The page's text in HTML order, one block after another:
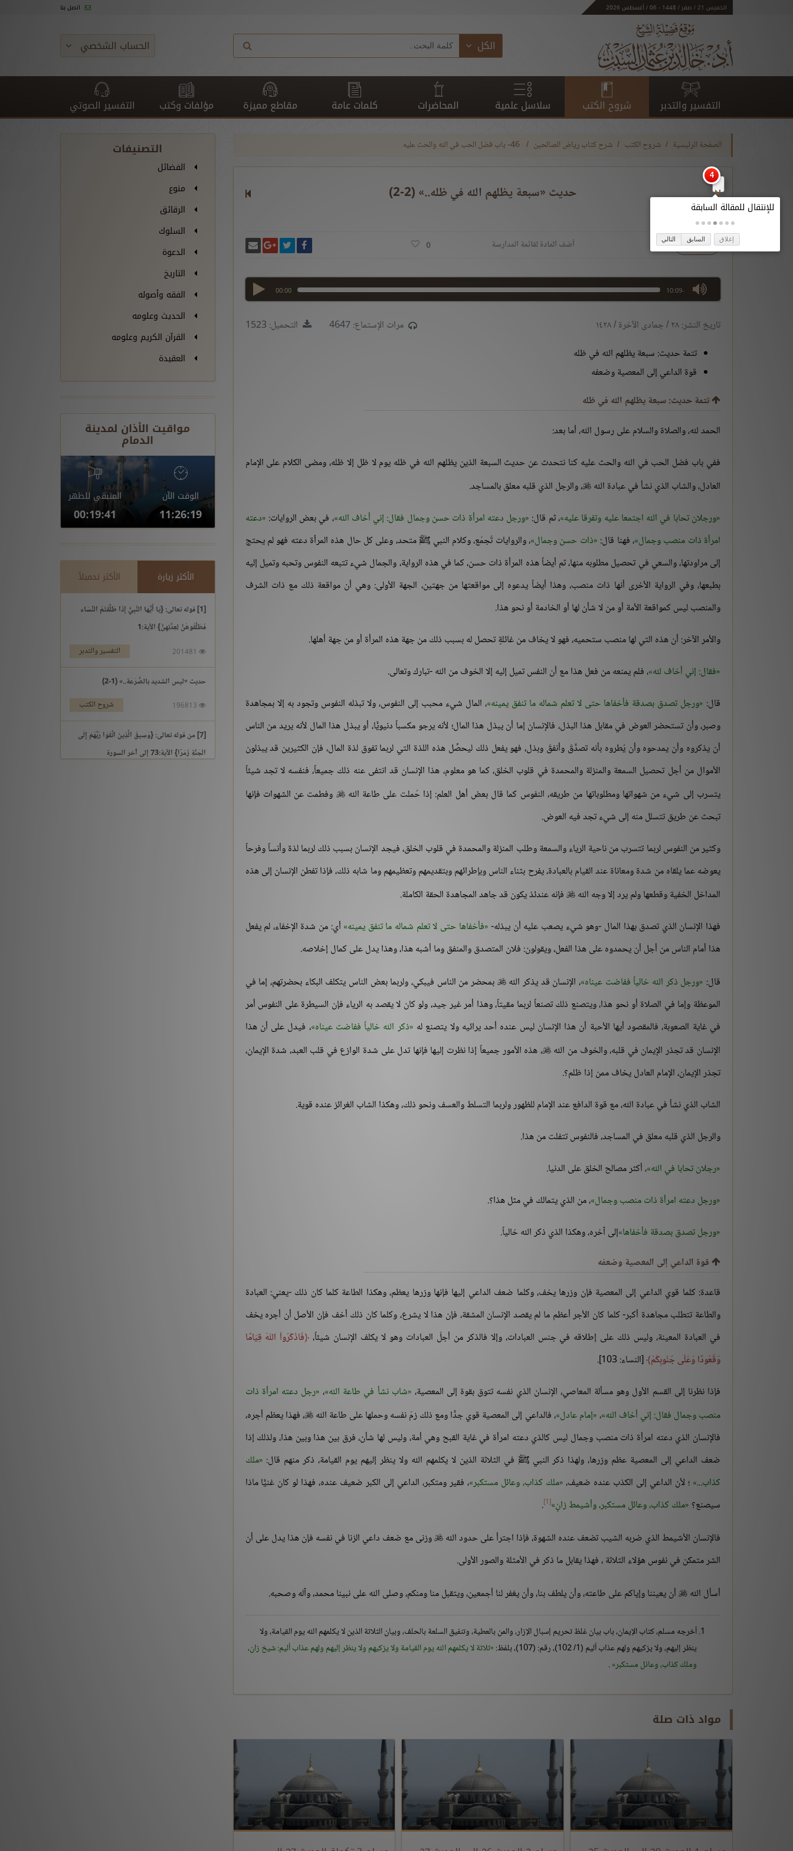
الخميس 21 / صفر / 1448 - 06 / أغسطس 2026 اتصل بنا
الكل الحساب الشخصي
التفسير والتدبر شروح الكتب سلاسل علمية المحاضرات كلمات عامة مقاطع مميزة مؤلفات وكتب التفسير الصوتي
الصفحة الرئيسية شروح الكتب شرح كتاب رياض الصالحين
حديث «سبعة يظلهم الله في ظله..» (2-2)
تحميل أضف المادة لقائمة المدارسة 0 شارك على فيسبوك
انشر تغريدة
شارك على غوغل بلس
00:00 -10:09
max volume
تاريخ النشر: ٢٨ / جمادى الآخرة / ١٤٢٨ التحميل: 1523
مرات الإستماع: 4647
تتمة حديث: سبعة يظلهم الله في ظله
قوة الداعي إلى المعصية وضعفه
تتمة حديث: سبعة يظلهم الله في ظله
الحمد لله، والصلاة والسلام على رسول الله، أما بعد:
ففي باب فضل الحب في الله والحث عليه كنا نتحدث عن حديث السبعة الذين يظلهم الله في ظله يوم لا ظل إلا ظله، ومضى الكلام على الإمام
العادل، والشاب الذي نشأ في عبادة الله ، والرجل الذي قلبه معلق بالمساجد.
ورجلان تحابا في الله اجتمعا عليه وتفرقا عليه ، ثم قال: ورجل دعته امرأة ذات حسن وجمال فقال: إني أخاف الله ، في بعض الروايات: دعته
امرأة ذات منصب وجمال ، فهنا قال: ذات حسن وجمال ، والروايات تُجمَع، وكلام النبي ﷺ متحد، وعلى كل حال هذه المرأة دعته فهو لم يحتج
إلى مراودتها، والسعي في تحصيل مطلوبه منها، ثم أيضاً هذه المرأة ذات حسن، كما في هذه الرواية، والجمال شيء تتبعه النفوس وتحبه وتميل إليه
بطبعها، وفي الرواية الأخرى أنها ذات منصب، وهذا أيضاً يدعوه إلى مواقعتها من جهتين، الجهة الأولى: وهي أن مواقعة ذلك مع ذات الشرف
والمنصب ليس كمواقعة الأمة أو من لا شأن لها أو الخادمة أو نحو هذا.
والأمر الآخر: أن هذه التي لها منصب ستحميه، فهو لا يخاف من غائلةٍ تحصل له بسبب ذلك من جهة هذه المرأة أو من جهة أهلها.
فقال: إني أخاف لله ، فلم يمنعه من فعل هذا مع أن النفس تميل إليه إلا الخوف من الله -تبارك وتعالى.
قال: ورجل تصدق بصدقة فأخفاها حتى لا تعلم شماله ما تنفق يمينه ، المال شيء محبب إلى النفوس، ولا تبذله النفوس وتجود به إلا بمجاهدة
وصبر، وأن تستحضر العوض في مقابل هذا البذل، فالإنسان إما أن يبذل هذا المال؛ لأنه يرجو مكسباً دنيويًّا، أو يبذل هذا المال لأنه يريد من الناس
أن يذكروه وأن يمدحوه وأن يُطروه بأنه تصدَّقَ وأنفقَ وبذل، فهو يفعل ذلك ليحصِّل هذه اللذة التي لربما تفوق لذة المال، فإن الكثيرين قد يبذلون
الأموال من أجل تحصيل السمعة والمنزلة والمحمدة في قلوب الخلق، كما هو معلوم، هذا الإنسان قد انتفى عنه ذلك جميعاً، فنفسه لا تجد شيئاً
يتسرب إلى شيء من شهواتها ومطلوباتها من طريقه، النفوس كما قال بعض أهل العلم: إذا حُملت على طاعة الله وفطمت عن الشهوات فإنها
تبحث عن طريق تتسلل منه إلى شيء تجد فيه العوض.
وكثير من النفوس لربما تتسرب من ناحية الرياء والسمعة وطلب المنزلة والمحمدة في قلوب الخلق، فيجد الإنسان بسبب ذلك لربما لذة وأنساً وفرحاً
يعوضه عما يلقاه من شدة ومعاناة عند القيام بالعبادة، يفرح بثناء الناس وبإطرائهم وبتقديمهم وتعظيمهم وما شابه ذلك، فإذا تفطن الإنسان إلى هذه
المداخل الخفية وقطعها ولم يرد إلا وجه الله  فإنه عندئذ يكون قد جاهد المجاهدة الحقة الكاملة.
فهذا الإنسان الذي تصدق بهذا المال -وهو شيء يصعب عليه أن يبذله- فأخفاها حتى لا تعلم شماله ما تنفق يمينه أي: من شدة الإخفاء، لم يفعل
هذا أمام الناس من أجل أن يحمدوه على هذا الفعل، ويقولون: فلان المتصدق والمنفق وما أشبه هذا، وهذا يدل على كمال إخلاصه.
قال: ورجل ذكر الله خالياً ففاضت عيناه ، الإنسان قد يذكر الله بمحضر من الناس فيبكي، ولربما بعض الناس يتكلف البكاء بحضرتهم، إما في
الموعظة وإما في الصلاة أو نحو هذا، ويتصنع ذلك تصنعاً لربما مقيتاً، وهذا أمر غير جيد، ولو كان لا يقصد به الرياء فإن السيطرة على النفوس أمر
في غاية الصعوبة، فالمقصود أيها الأحبة أن هذا الإنسان ليس عنده أحد يرائيه ولا يتصنع له ذكر الله خالياً ففاضت عيناه ، فيدل على أن هذا
الإنسان قد تجذر الإيمان في قلبه، والخوف من الله، هذه الأمور جميعاً إذا نظرت إليها فإنها تدل على شدة الوازع في قلب العبد، شدة الإيمان،
تجذر الإيمان، الإمام العادل يخاف ممن إذا ظلم؟.
الشاب الذي نشأ في عبادة الله، مع قوة الدافع عند الإمام للظهور ولربما التسلط والعسف ونحو ذلك، وهكذا الشاب الغرائز عنده قوية.
والرجل الذي قلبه معلق في المساجد، فالنفوس تتفلت من هذا.
رجلان تحابا في الله ، أكثر مصالح الخلق على الدنيا.
ورجل دعته امرأة ذات منصب وجمال ، من الذي يتمالك في مثل هذا؟.
ورجل تصدق بصدقة فأخفاها إلى آخره، وهكذا الذي ذكر الله خالياً.
قوة الداعي إلى المعصية وضعفه
قاعدة: كلما قوي الداعي إلى المعصية فإن وزرها يخف، وكلما ضعف الداعي إليها فإنها وزرها يعظم، وهكذا الطاعة كلما كان ذلك -يعني: العبادة
والطاعة تتطلب مجاهدة أكبر- كلما كان الأجر أعظم ما لم يقصد الإنسان المشقة، فإن هذا لا يشرع، وكلما كان ذلك أخف فإن الأصل أن أجره يخف
في العبادة المعينة، وليس ذلك على إطلاقه في جنس العبادات، وإلا فالذكر من أجلّ العبادات وهو لا يكلف الإنسان شيئاً، فَاذْكُرُواْ اللّهَ قِيَامًا
وَقُعُودًا وَعَلَى جُنُوبِكُمْ [النساء: 103].
فإذا نظرنا إلى القسم الأول وهو مسألة المعاصي، الإنسان الذي نفسه تتوق بقوة إلى المعصية، شاب نشأ في طاعة الله ، رجل دعته امرأة ذات
منصب وجمال فقال: إني أخاف الله ، إمام عادل ، فالداعي إلى المعصية قوي جدًّا ومع ذلك زمّ نفسه وحملها على طاعة الله، فهذا يعظم أجره،
فالإنسان الذي دعته امرأة ذات منصب وجمال ليس كالذي دعته امرأة في غاية القبح وهي أمة، وليس لها شأن، فرق بين هذا وبين هذا، ولذلك إذا
ضعف الداعي إلى المعصية عظم وزرها، ولهذا ذكر النبي ﷺ في الثلاثة الذين لا يكلمهم الله ولا ينظر إليهم يوم القيامة، ذكر منهم قال: ملك
كذاب... ؛ لأن الداعي إلى الكذب عنده ضعيف، ملك كذاب، وعائل مستكبر ، فقير ومتكبر، الداعي إلى الكبر ضعيف عنده، فهذا لو كان غنيًّا ماذا
سيصنع؟ ملك كذاب، وعائل مستكبر، وأشيمط زانٍ [1]
.
فالإنسان الأشيمط الذي ضربه الشيب تضعف عنده الشهوة، فإذا اجترأ على حدود الله وزنى مع ضعف داعي الزنا في نفسه فإن هذا يدل على أن
الشر متمكن في نفوس هؤلاء الثلاثة ، فهذا يقابل ما ذكر في الأمثلة والصور الأولى.
أسأل الله  أن يعيننا وإياكم على طاعته، وأن يلطف بنا، وأن يغفر لنا أجمعين، ويتقبل منا ومنكم، وصلى الله على نبينا محمد، وآله وصحبه.
أخرجه مسلم، كتاب الإيمان، باب بيان غلظ تحريم إسبال الإزار، والمن بالعطية، وتنفيق السلعة بالحلف، وبيان الثلاثة الذين لا يكلمهم الله يوم القيامة، ولا
ينظر إليهم، ولا يزكيهم ولهم عذاب أليم (1/ 102)، رقم: (107)، بلفظ:
ثلاثة لا يكلمهم الله يوم القيامة ولا يزكيهم ولا ينظر إليهم ولهم عذاب أليم: شيخ زان،
وملك كذاب، وعائل مستكبر .
مواد ذات صلة
التصنيفات
الفضائل
منوع
الرقائق
السلوك
الدعوة
التاريخ
الفقه وأصوله
الحديث وعلومه
القرآن الكريم وعلومه
العقيدة
مواقيت الأذان لمدينة
الدمام
الوقت الآن
11:26:20
المتبقي للظهر
00:19:40
الأكثر زيارة الأكثر تحميلاً
[1] قوله تعالى: {يَا أَيُّهَا النَّبِيُّ إِذَا طَلَّقْتُمُ النِّسَاء
فَطَلِّقُوهُنَّ لِعِدَّتِهِنَّ} الآية:1
التفسير والتدبر
حديث «ليس الشديد بالصُّرَعة..» (1-2)
شروح الكتب
[7] من قوله تعالى: {وَسِيقَ الَّذِينَ اتَّقَوْا رَبَّهُمْ إِلَى
الْجَنَّةِ زُمَرًا} الآية:73 إلى آخر السورة
إغلاق السابق التالي